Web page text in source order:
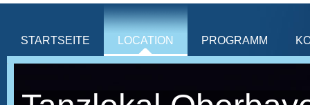
STARTSEITE LOCATION PROGRAMM